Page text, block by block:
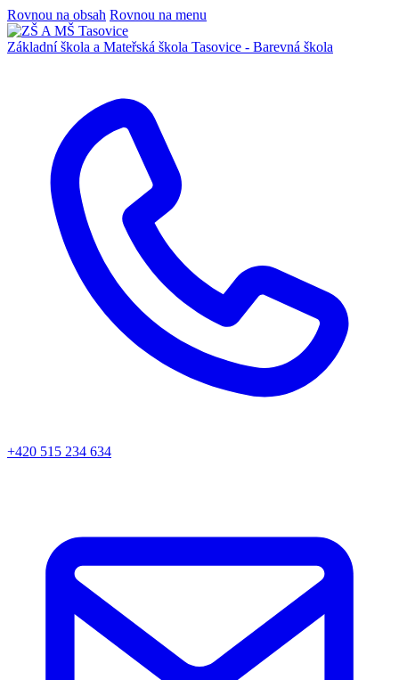
Rovnou na obsah Rovnou na menu
Základní škola a Mateřská škola Tasovice - Barevná škola
+420 515 234 634